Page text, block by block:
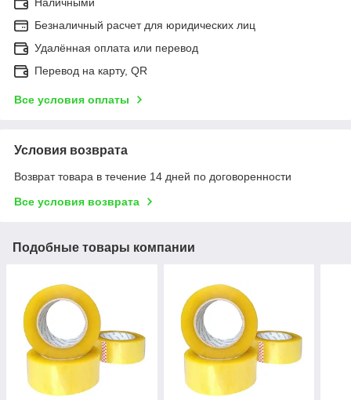
Безналичный расчет для юридических лиц
Удалённая оплата или перевод
Перевод на карту, QR
Все условия оплаты
Условия возврата
Возврат товара в течение 14 дней по договоренности
Все условия возврата
Подобные товары компании